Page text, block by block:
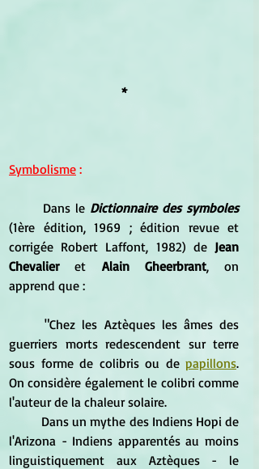
*
Symbolisme :
	Dans le
Dictionnaire des symboles
(1ère édition, 1969 ; édition revue et
corrigée Robert Laffont, 1982) de Jean
Chevalier et Alain Gheerbrant, on
apprend que :
	"Chez les Aztèques les âmes des
guerriers morts redescendent sur terre
sous forme de colibris ou de papillons.
On considère également le colibri comme
l'auteur de la chaleur solaire.
l'Arizona - Indiens apparentés au moins
linguistiquement aux Aztèques - le